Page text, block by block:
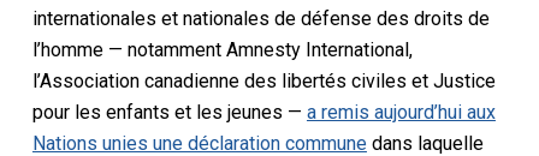
internationales et nationales de défense des droits de
l’homme — notamment Amnesty International,
l’Association canadienne des libertés civiles et Justice
pour les enfants et les jeunes — a remis aujourd’hui aux
Nations unies une déclaration communedans laquelle